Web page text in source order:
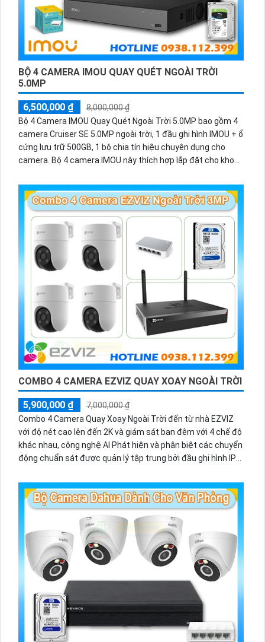
BỘ 4 CAMERA IMOU QUAY QUÉT NGOÀI TRỜI
5.0MP
6,500,000 ₫
8,000,000 ₫
Bộ 4 Camera IMOU Quay Quét Ngoài Trời 5.0MP bao gồm 4
camera Cruiser SE 5.0MP ngoài trời, 1 đầu ghi hình IMOU + ổ
cứng lưu trữ 500GB, 1 bộ chia tín hiệu chuyên dụng cho
camera. Bộ 4 camera IMOU này thích hợp lắp đặt cho kho
trời.
COMBO 4 CAMERA EZVIZ QUAY XOAY NGOÀI TRỜI
5,900,000 ₫
7,000,000 ₫
Combo 4 Camera Quay Xoay Ngoài Trời đến từ nhà EZVIZ
với độ nét cao lên đến 2K và giám sát ban đêm với 4 chế độ
khác nhau, công nghệ AI Phát hiện và phân biệt các chuyển
động chuẩn sát được quản lý tập trung bởi đầu ghi hình IP